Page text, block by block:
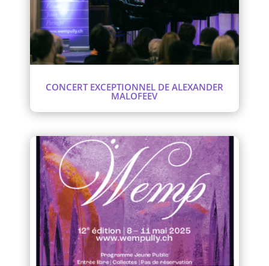
CONCERT EXCEPTIONNEL DE ALEXANDER
MALOFEEV